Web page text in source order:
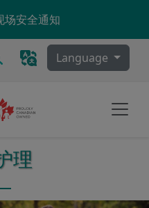
场安全通知
搜索 Language
理